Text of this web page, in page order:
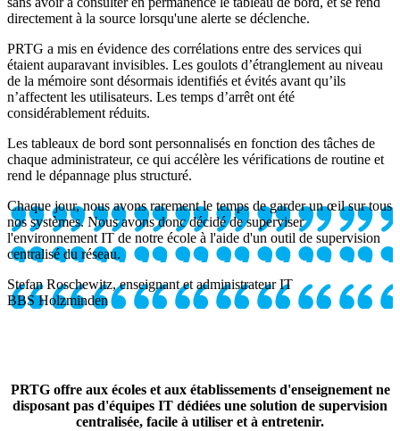
directement à la source lorsqu'une alerte se déclenche.
PRTG a mis en évidence des corrélations entre des services qui
étaient auparavant invisibles. Les goulots d’étranglement au niveau
de la mémoire sont désormais identifiés et évités avant qu’ils
n’affectent les utilisateurs. Les temps d’arrêt ont été
considérablement réduits.
Les tableaux de bord sont personnalisés en fonction des tâches de
chaque administrateur, ce qui accélère les vérifications de routine et
rend le dépannage plus structuré.
Chaque jour, nous avons rarement le temps de garder un œil sur tous
nos systèmes. Nous avons donc décidé de superviser
l'environnement IT de notre école à l'aide d'un outil de supervision
centralisé du réseau.
Stefan Roschewitz, enseignant et administrateur IT
BBS Holzminden
PRTG offre aux écoles et aux établissements d'enseignement ne
disposant pas d'équipes IT dédiées une solution de supervision
centralisée, facile à utiliser et à entretenir.